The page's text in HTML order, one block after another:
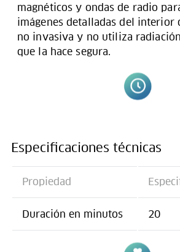
magnéticos y ondas de radio
imágenes detalladas del interior
no invasiva y no utiliza
que la hace segura.
Especificaciones técnicas
Propiedad
Duración en minutos 20